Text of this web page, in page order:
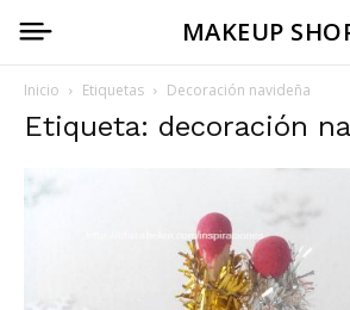
MAKEUP
Inicio Etiquetas Decoración navideña
Etiqueta: decoración